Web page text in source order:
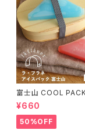
富士山 COOL
個セット ひんやり雑
ックla flaner ラフラネ
¥660
50%OFF